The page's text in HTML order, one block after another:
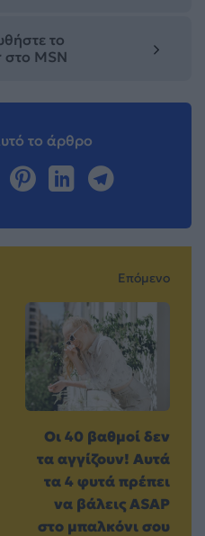
το
στο MSN
το άρθρο
Επόμενο
Οι 40 βαθμοί δεν
τα αγγίζουν! Αυτά
τα 4 φυτά πρέπει
να βάλεις ASAP
στο μπαλκόνι σου